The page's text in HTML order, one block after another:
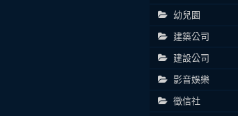
幼兒園
建築公司
建設公司
影音娛樂
徵信社